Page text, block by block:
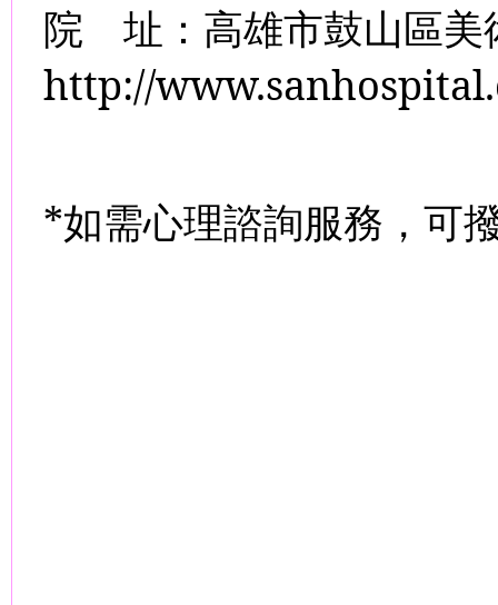
院
址：高雄市鼓山區美
http://
*如需心理諮詢服務，可